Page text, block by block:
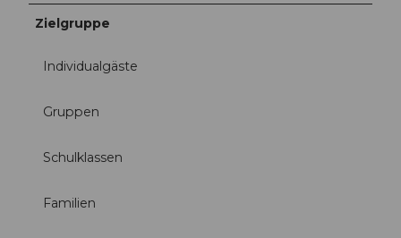
Zielgruppe
Individualgäste
Gruppen
Schulklassen
Familien